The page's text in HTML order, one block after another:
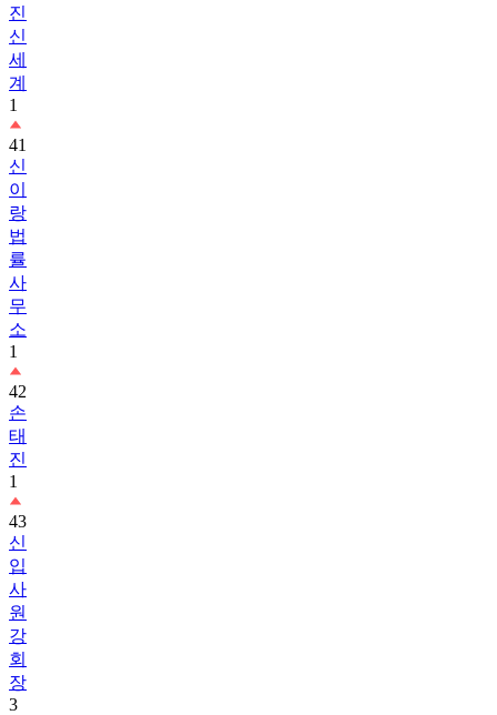
진
신
세
계
1
41
신
이
랑
법
률
사
무
소
1
42
손
태
진
1
43
신
입
사
원
강
회
장
3